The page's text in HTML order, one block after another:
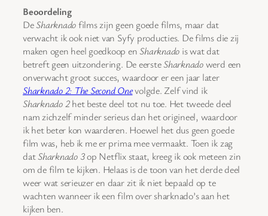
Beoordeling
DeSharknadofilms zijn geen goede films, maar dat
verwacht ik ook niet van Syfy producties. De films die zij
maken ogen heel goedkoop enSharknado is wat dat
betreft geen uitzondering. De eersteSharknadowerd een
onverwacht groot succes, waardoor er een jaar later
Sharknado 2: The Second Onevolgde. Zelf vind ik
Sharknado 2het beste deel tot nu toe. Het tweede deel
nam zichzelf minder serieus dan het origineel, waardoor
ik het beter kon waarderen. Hoewel het dus geen goede
film was, heb ik me er prima mee vermaakt. Toen ik zag
datSharknado 3op Netflix staat, kreeg ik ook meteen zin
om de film te kijken. Helaas is de toon van het derde deel
weer wat serieuzer en daar zit ik niet bepaald op te
wachten wanneer ik een film over sharknado’s aan het
kijken ben.